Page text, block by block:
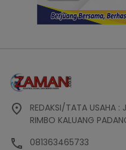
REDAKSI/TATA USAHA :
RIMBO KALUANG
081363465733